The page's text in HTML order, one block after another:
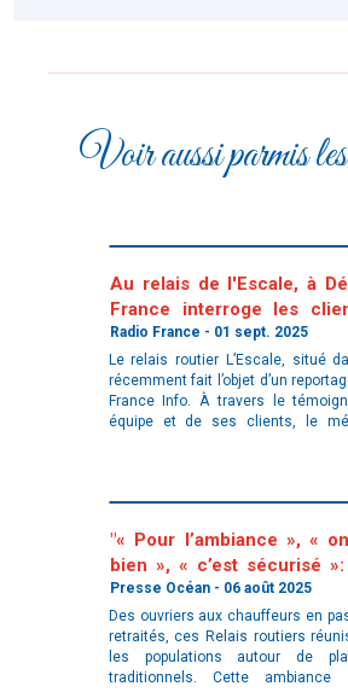
Voir aussi parmis
Au relais de l'Escale, à
France interroge les
chute annoncée du
Radio France - 01 sept. 2025
Le relais routier L’Escale, situé
récemment fait l’objet d’un
France Info. À travers le
équipe et de ses clients, le
"« Pour l’ambiance », «
bien », « c’est sécurisé
routiers ont su les séduire"
Presse Océan - 06 août 2025
Des ouvriers aux chauffeurs en
retraités, ces Relais routiers
les populations autour de
traditionnels. Cette ambiance